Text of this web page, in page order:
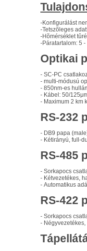
-Konfigurálást
-Tetszõleges
-Hõmérséklet
-Páratartalom: 5
Optikai
- SC-PC
- multi-módusú
- 850nm-es
- Kábel: 50/
- Maximum 2 km
RS-232
- DB9 papa
- Kétirányú, full-
RS-485
- Sorkapocs
- Kétvezetékes,
- Automatikus
RS-422
- Sorkapocs
-